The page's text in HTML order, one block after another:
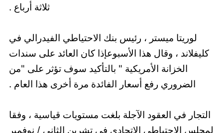
ثلاثة أرباع .
لوريتا ميستر ، رئيس بنك الاحتياطي الفيدرالي في
كليفلاند ، وقال هذا الأسبوعإذا كان العائد على سندات
الخزانة الأمريكية " بالتأكيد سوف تؤثر على "من
الضروري رفع أسعار الفائدة مرة أخرى هذا العام .
التجار في العقود الآجلة بلغت مستويات قياسية ، وفقا
لمجلس الاحتياطي الاتحادي في تشرين الثاني / نوفمبر